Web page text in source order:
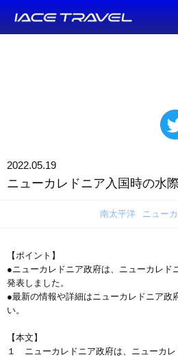
2022.05.19
ニューカレドニア入国時の水
南太平洋 ニュー
【ポイント】
●ニューカレドニア政府は、ニューカレド
発表しました。
●最新の情報や詳細はニューカレドニア政
い。
【本文】
１ ニューカレドニア政府は、ニューカ